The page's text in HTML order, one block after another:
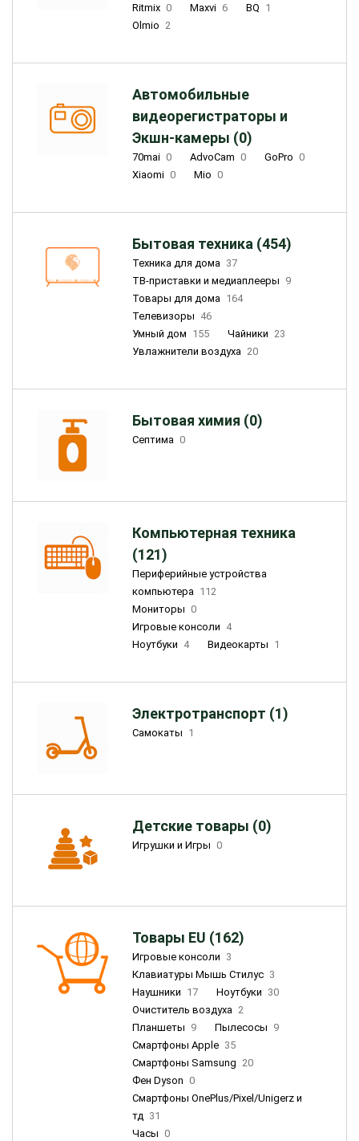
Ritmix 0 Maxvi 6 BQ 1
Olmio 2
Автомобильные
видеорегистраторы и
Экшн-камеры (0)
70mai 0 AdvoCam 0 GoPro 0
Xiaomi 0 Mio 0
Бытовая техника (454)
Техника для дома 37
ТВ-приставки и медиаплееры 9
Товары для дома 164
Телевизоры 46
Умный дом 155 Чайники 23
Увлажнители воздуха 20
Бытовая химия (0)
Септима 0
Компьютерная техника
(121)
Периферийные устройства
компьютера 112
Мониторы 0
Игровые консоли 4
Ноутбуки 4 Видеокарты 1
Электротранспорт (1)
Самокаты 1
Детские товары (0)
Игрушки и Игры 0
Товары EU (162)
Игровые консоли 3
Клавиатуры Мышь Стилус 3
Наушники 17 Ноутбуки 30
Очиститель воздуха 2
Планшеты 9 Пылесосы 9
Смартфоны Apple 35
Смартфоны Samsung 20
Фен Dyson 0
Смартфоны OnePlus/Pixel/Unigerz и
тд 31
Часы 0